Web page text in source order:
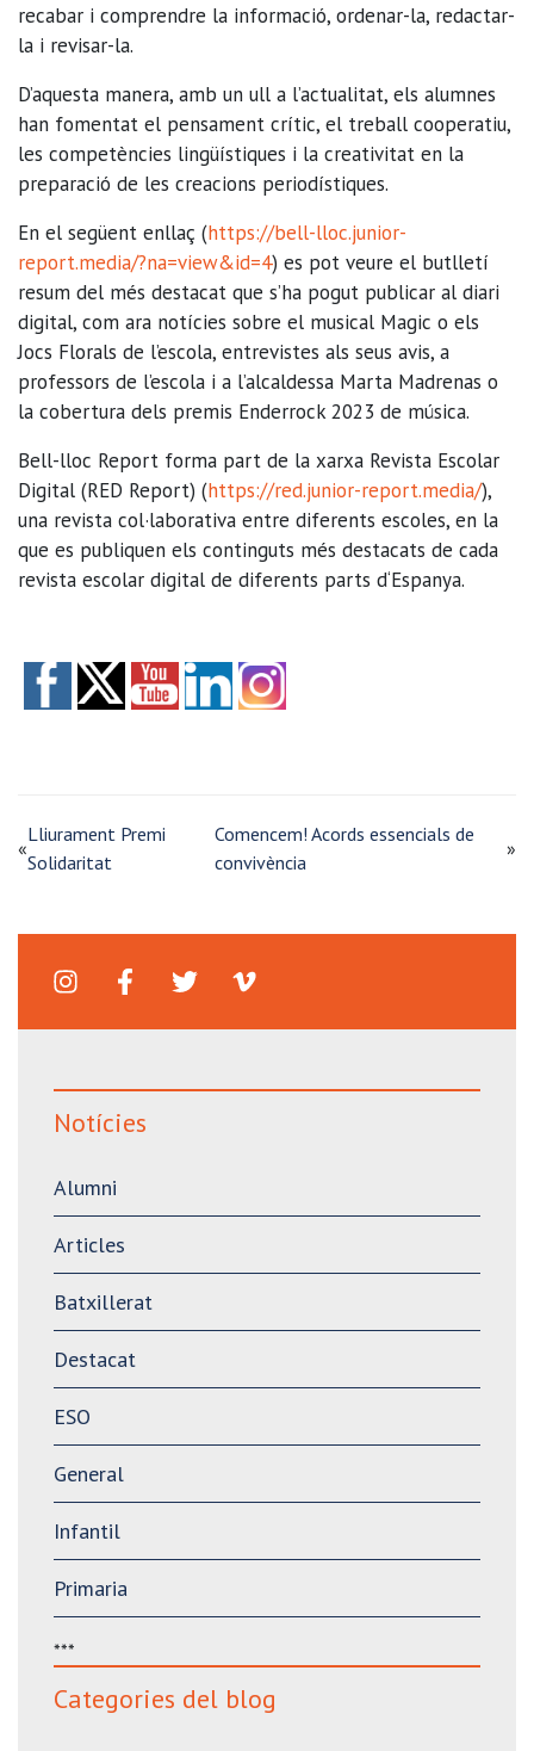
recabar i comprendre la informació, ordenar-la, redactar-
la i revisar-la.
D’aquesta manera, amb un ull a l’actualitat, els alumnes
han fomentat el pensament crític, el treball cooperatiu,
les competències lingüístiques i la creativitat en la
preparació de les creacions periodístiques.
En el següent enllaç (https://bell-lloc.junior-
report.media/?na=view&id=4) es pot veure el butlletí
resum del més destacat que s’ha pogut publicar al diari
digital, com ara notícies sobre el musical Magic o els
Jocs Florals de l’escola, entrevistes als seus avis, a
professors de l’escola i a l’alcaldessa Marta Madrenas o
la cobertura dels premis Enderrock 2023 de música.
Bell-lloc Report forma part de la xarxa Revista Escolar
Digital (RED Report) (https://red.junior-report.media/),
una revista col·laborativa entre diferents escoles, en la
que es publiquen els continguts més destacats de cada
revista escolar digital de diferents parts d‘Espanya.
«
Lliurament Premi
Solidaritat
Comencem! Acords essencials de
convivència
»
Notícies
Alumni
Articles
Batxillerat
Destacat
ESO
General
Infantil
Primaria
***
Categories del blog